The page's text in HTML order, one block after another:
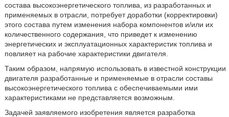
состава высокоэнергетического топлива, из разработанных и
применяемых в отрасли, потребует доработки (корректировки)
этого состава путем изменения набора компонентов и/или их
количественного содержания, что приведет к изменению
энергетических и эксплуатационных характеристик топлива и
повлияет на рабочие характеристики двигателя.
Таким образом, напрямую использовать в известной конструкции
двигателя разработанные и применяемые в отрасли составы
высокоэнергетического топлива с обеспечиваемыми ими
характеристиками не представляется возможным.
Задачей заявляемого изобретения является разработка